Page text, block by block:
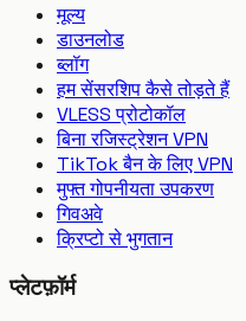
मूल्य
डाउनलोड
ब्लॉग
हम सेंसरशिप कैसे तोड़ते हैं
VLESS प्रोटोकॉल
बिना रजिस्ट्रेशन VPN
TikTok बैन के लिए VPN
मुफ्त गोपनीयता उपकरण
गिवअवे
क्रिप्टो से भुगतान
प्लेटफ़ॉर्म